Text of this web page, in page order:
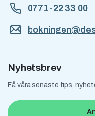
0771-22 33 00
Nyhetsbrev
Få våra senaste tips,